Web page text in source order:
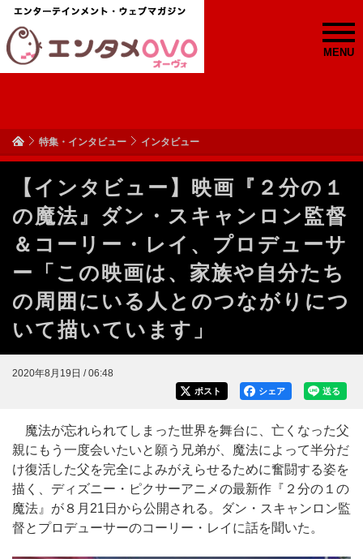
MENU
特集・インタビュー インタビュー
【インタビュー】映画『２分の１
の魔法』ダン・スキャンロン監督
＆コーリー・レイ、プロデューサ
ー「この映画は、家族や自分たち
の周囲にいる人とのつながりにつ
いて描いています」
2020年8月19日 / 06:48
送る
シェア
ポスト
魔法が忘れられてしまった世界を舞台に、亡くなった父
親にもう一度会いたいと願う兄弟が、魔法によって半分だ
け復活した父を完全によみがえらせるために奮闘する姿を
描く、ディズニー・ピクサーアニメの最新作『２分の１の
魔法』が８月21日から公開される。ダン・スキャンロン監
督とプロデューサーのコーリー・レイに話を聞いた。